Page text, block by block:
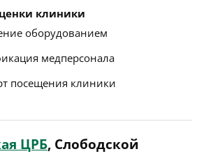
клиники
оборудованием
медперсонала
посещения клиники
ЦРБ, Слободской